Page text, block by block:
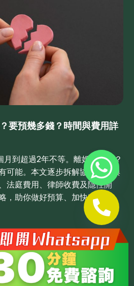
要預幾多錢？時間與費用詳
到超過2年不等。離婚要幾錢？
可能。本文逐步拆解協議離婚與
法庭費用、律師收費及隱性開
，助你做好預算、加快程序。
查詢